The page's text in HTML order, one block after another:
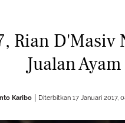
Rian D'Masiv
Jualan Ayam
Karibo Diterbitkan 17 Januari 2017,